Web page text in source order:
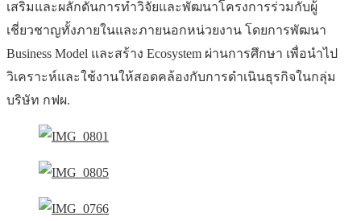
เสริมและผลักดันการทำวิจัยและพัฒนาโครงการร่วมกับผู้
เชี่ยวชาญทั้งภายในและภายนอกหน่วยงาน โดยการพัฒนา
Business Model และสร้าง Ecosystem ผ่านการศึกษา เพื่อนำไป
วิเคราะห์และใช้งานให้สอดคล้องกับการดำเนินธุรกิจในกลุ่ม
บริษัท กฟผ.